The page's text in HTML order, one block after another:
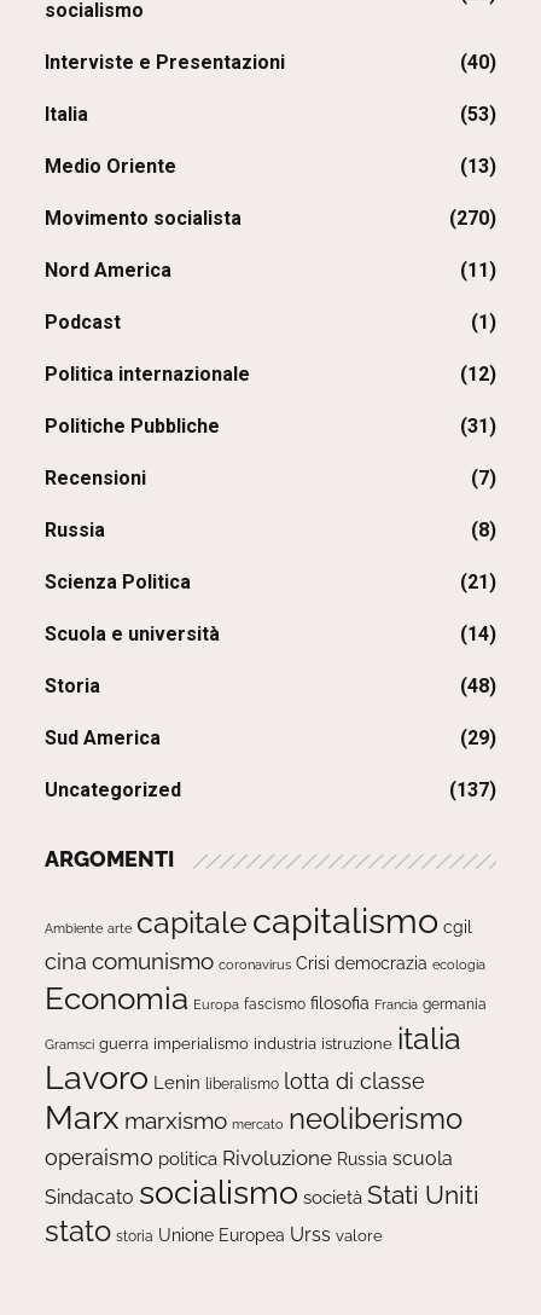
socialismo
Interviste e Presentazioni (40)
Italia (53)
Medio Oriente (13)
Movimento socialista (270)
Nord America (11)
Podcast (1)
Politica internazionale (12)
Politiche Pubbliche (31)
Recensioni (7)
Russia (8)
Scienza Politica (21)
Scuola e università (14)
Storia (48)
Sud America (29)
Uncategorized (137)
ARGOMENTI
Ambiente arte capitale capitalismo cgil
cina comunismo coronavirus Crisi democrazia ecologia
Economia Europa fascismo filosofia Francia germania
Gramsci guerra imperialismo industria istruzione italia
Lavoro Lenin liberalismo lotta di classe
Marx marxismo mercato neoliberismo
operaismo politica Rivoluzione Russia scuola
Sindacato socialismo società Stati Uniti
stato storia Unione Europea Urss valore